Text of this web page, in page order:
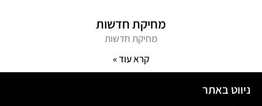
מחיקת חדשות
מחיקת חדשות
קרא עוד »
ניווט באתר